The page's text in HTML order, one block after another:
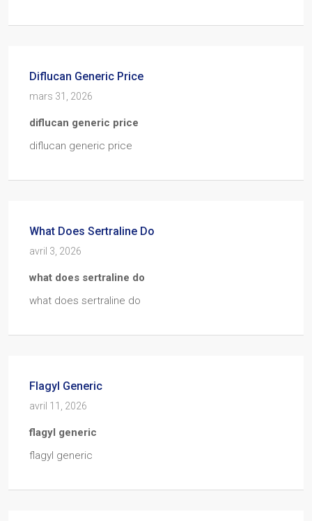
Diflucan Generic Price
mars 31, 2026
diflucan generic price
diflucan generic price
What Does Sertraline Do
avril 3, 2026
what does sertraline do
what does sertraline do
Flagyl Generic
avril 11, 2026
flagyl generic
flagyl generic